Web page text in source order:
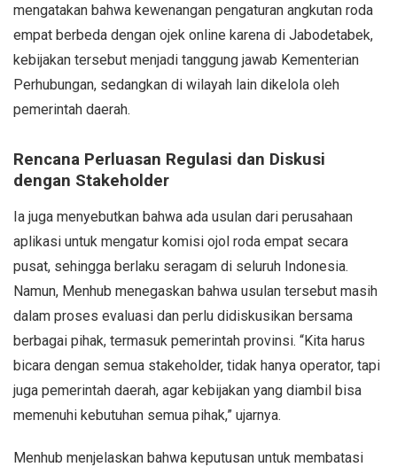
mengatakan bahwa kewenangan pengaturan angkutan roda
empat berbeda dengan ojek online karena di Jabodetabek,
kebijakan tersebut menjadi tanggung jawab Kementerian
Perhubungan, sedangkan di wilayah lain dikelola oleh
pemerintah daerah.
Rencana Perluasan Regulasi dan Diskusi
dengan Stakeholder
Ia juga menyebutkan bahwa ada usulan dari perusahaan
aplikasi untuk mengatur komisi ojol roda empat secara
pusat, sehingga berlaku seragam di seluruh Indonesia.
Namun, Menhub menegaskan bahwa usulan tersebut masih
dalam proses evaluasi dan perlu didiskusikan bersama
berbagai pihak, termasuk pemerintah provinsi. “Kita harus
bicara dengan semua stakeholder, tidak hanya operator, tapi
juga pemerintah daerah, agar kebijakan yang diambil bisa
memenuhi kebutuhan semua pihak,” ujarnya.
Menhub menjelaskan bahwa keputusan untuk membatasi